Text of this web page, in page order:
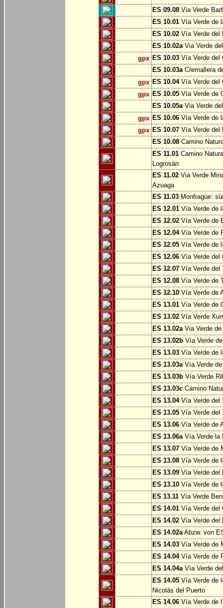
ES 09.08 Via Verde
ES 10.01 Vía Verde de
ES 10.02 Vía Verde del
ES 10.02aVia Verde
gpx ES 10.03 Vía Verde del
ES 10.03aCremallera
gpx ES 10.04Vía Verde del
gpx ES 10.05 Vía Verde de
ES 10.05aVia Verde
gpx ES 10.06 Vía Verde de
gpx ES 10.07 Vía Verde del
ES 10.08 Camino
ES 11.01 Camino
Logrosán
ES 11.02 Via Verde
Azuaga
ES 11.03 Monfragüe:
ES 12.01 Vía Verde de
ES 12.02 Vía Verde de
ES 12.04Vía Verde de
ES 12.05 Vía Verde de
ES 12.06 Vìa Verde del
ES 12.07 Vía Verde del
ES 12.08 Vía Verde de
ES 12.10 Vía Verde de
ES 13.01 Vía Verde de
ES 13.02 Vía Verde
ES 13.02aVia Verde de
ES 13.02b Vía Verde
ES 13.03 Vía Verde de
ES 13.03aVía Verde de
ES 13.03b Vía Verde
ES 13.03c Camino
ES 13.04Vía Verde del
ES 13.05 Vía Verde del
ES 13.06 Vía Verde de
ES 13.06aVía Verde la
ES 13.07 Vía Verde de
ES 13.08 Vía Verde de
ES 13.09 Vía Verde del
ES 13.10 Vía Verde de
ES 13.11 Vía Verde
ES 14.01 Vía Verde del
ES 14.02 Vía Verde del
ES 14.02aAbzw. von
ES 14.03 Vía Verde de
ES 14.04Vía Verde de
ES 14.04aVía Verde
ES 14.05 Vía Verde de
Nicolás del Puerto
ES 14.06 Vía Verde de